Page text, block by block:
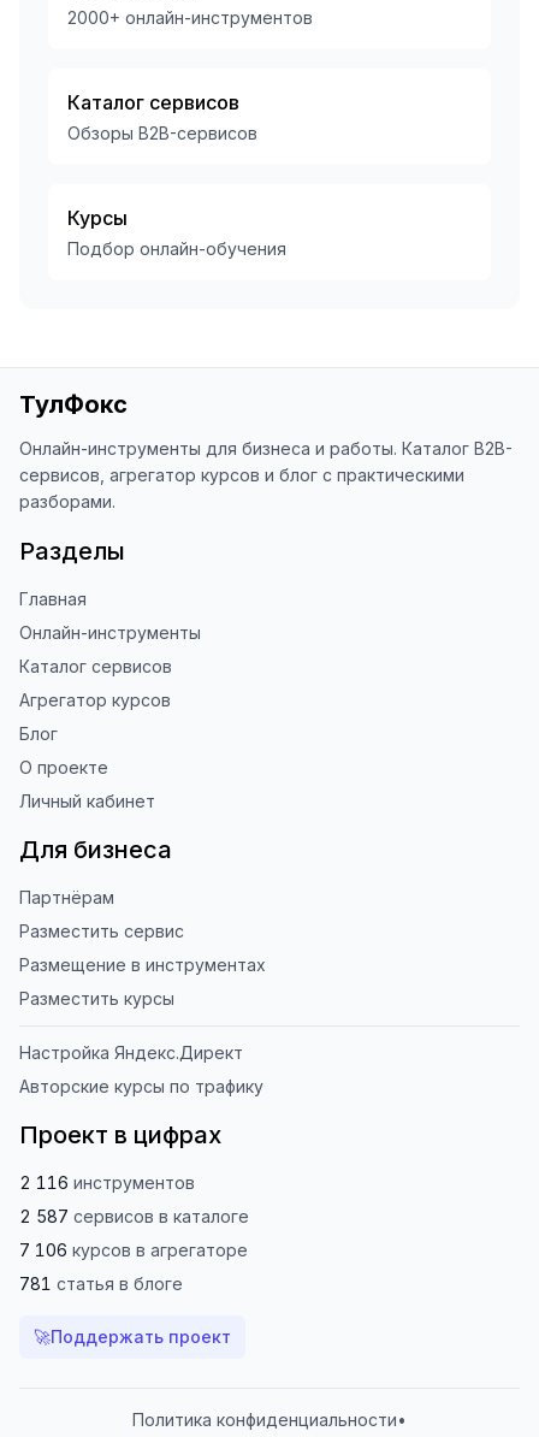
2000+ онлайн-инструментов
Каталог сервисов
Обзоры B2B-сервисов
Курсы
Подбор онлайн-обучения
ТулФокс
Онлайн-инструменты для бизнеса и работы. Каталог B2B-
сервисов, агрегатор курсов и блог с практическими
разборами.
Разделы
Главная
Онлайн-инструменты
Каталог сервисов
Агрегатор курсов
Блог
О проекте
Личный кабинет
Для бизнеса
Партнёрам
Разместить сервис
Размещение в инструментах
Разместить курсы
Настройка Яндекс.Директ
Авторские курсы по трафику
Проект в цифрах
2 116 инструментов
2 587 сервисов в каталоге
7 106 курсов в агрегаторе
781 статья в блоге
🚀Поддержать проект
Политика конфиденциальности•